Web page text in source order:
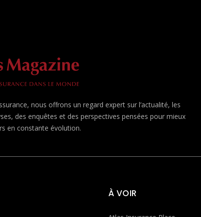
nous offrons un regard expert sur l’actualité, les
des enquêtes et des perspectives pensées pour mieux
en constante évolution.
À VOIR